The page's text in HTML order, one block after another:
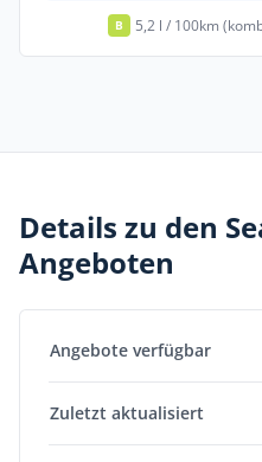
B 5,2 l / 100km
Details zu den
Angeboten
Angebote verfügbar
Zuletzt aktualisiert